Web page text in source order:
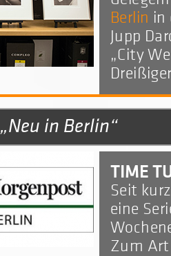
Berlin in
Jupp
„City
„Neu in Berlin“
TIME
Seit
eine
Zum